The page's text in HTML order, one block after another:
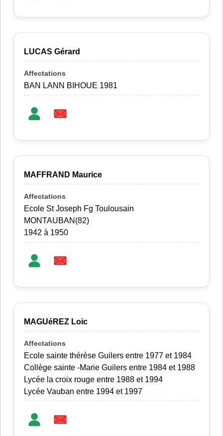
LUCAS Gérard
BAN LANN BIHOUE 1981
MAFFRAND Maurice
Ecole St Joseph Fg Toulousain
MONTAUBAN(82)
1942 à 1950
MAGUéREZ Loic
Ecole sainte thérèse Guilers entre 1977 et 1984
Collège sainte -Marie Guilers entre 1984 et 1988
Lycée la croix rouge entre 1988 et 1994
Lycée Vauban entre 1994 et 1997